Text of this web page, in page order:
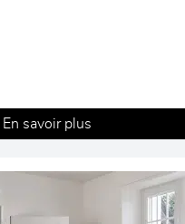
En savoir plus